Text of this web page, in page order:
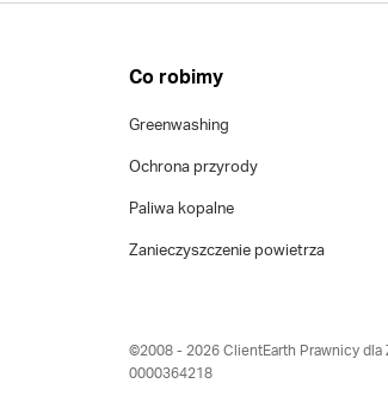
Co robimy
Greenwashing
Ochrona przyrody
Paliwa kopalne
Zanieczyszczenie powietrza
©2008 - 2026 ClientEarth Prawnicy dla
0000364218